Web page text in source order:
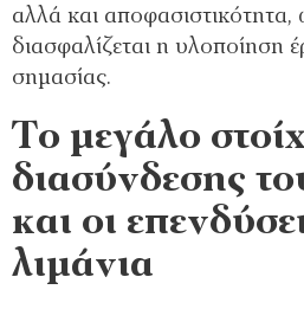
αλλά και αποφασιστικότητα,
διασφαλίζεται η υλοποίηση
σημασίας.
Το μεγάλο
διασύνδεσης
και οι
λιμάνια